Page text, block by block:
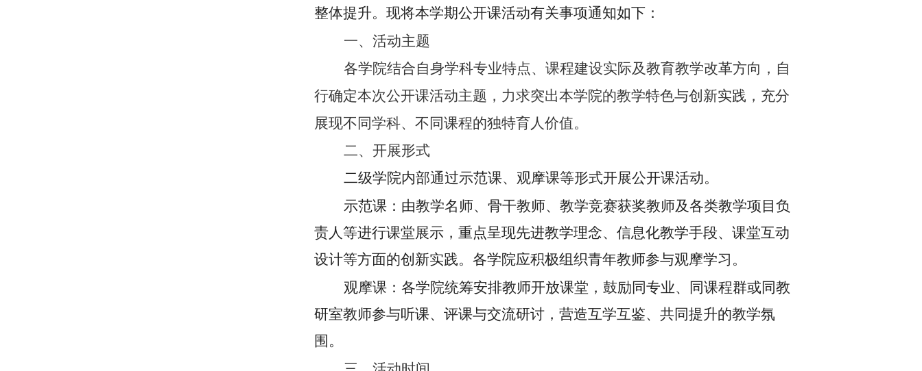
整体提升。现将本学期公开课活动有关事项通知如下：
一、活动主题
各学院结合自身学科专业特点、课程建设实际及教育教学改革方向，自
行确定本次公开课活动主题，力求突出本学院的教学特色与创新实践，充分
展现不同学科、不同课程的独特育人价值。
二、开展形式
二级学院内部通过示范课、 观摩课等形式开展公开课活动。
示范课：由教学名师、骨干教师、教学竞赛获奖教师及各类教学项目负
责人等进行课堂展示，重点呈现先进教学理念、信息化教学手段、课堂互动
设计等方面的创新实践。各学院应积极组织青年教师参与观摩学习。
观摩课：各学院统筹安排教师开放课堂，鼓励同专业、同课程群或同教
研室教师参与听课、评课与交流研讨，营造互学互鉴、共同提升的教学氛
围。